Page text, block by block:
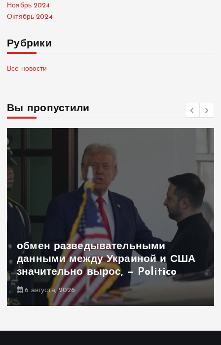
Ноябрь 2024
Октябрь 2024
Рубрики
Все новости
Вы пропустили
обмен разведывательными
данными между Украиной и США
значительно вырос, — Politico
6 августа, 2026